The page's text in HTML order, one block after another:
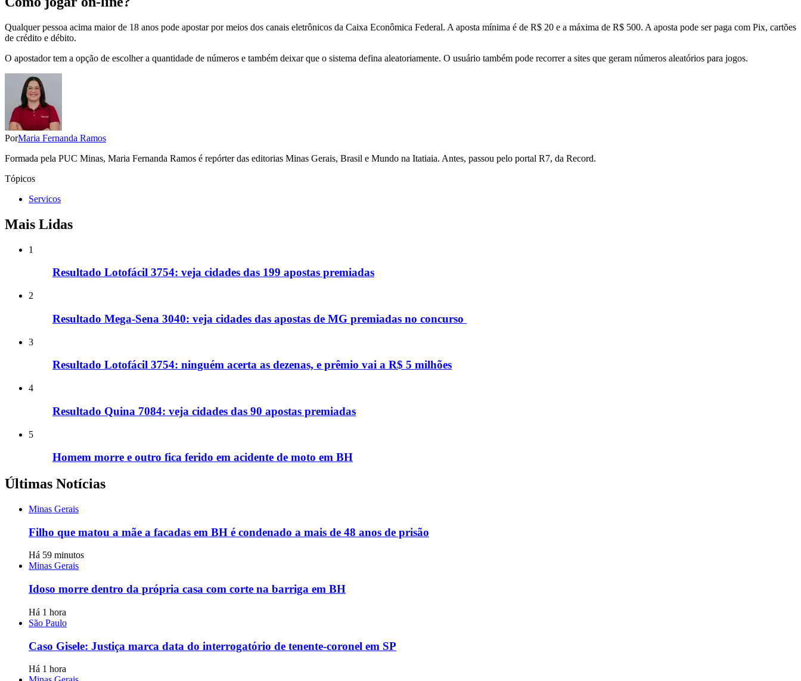
Qualquer pessoa acima maior de 18 anos pode apostar por meios dos canais eletrônicos da Caixa Econômica Federal. A aposta mínima é de R$ 20 e a máxima de R$ 500. A aposta pode ser paga com Pix, cartões
de crédito e débito.
O apostador tem a opção de escolher a quantidade de números e também deixar que o sistema defina aleatoriamente. O usuário também pode recorrer a sites que geram números aleatórios para jogos.
PorMaria Fernanda Ramos
Formada pela PUC Minas, Maria Fernanda Ramos é repórter das editorias Minas Gerais, Brasil e Mundo na Itatiaia. Antes, passou pelo portal R7, da Record.
Tópicos
Servicos
Mais Lidas
1
Resultado Lotofácil 3754: veja cidades das 199 apostas premiadas
2
Resultado Mega-Sena 3040: veja cidades das apostas de MG premiadas no concurso
3
Resultado Lotofácil 3754: ninguém acerta as dezenas, e prêmio vai a R$ 5 milhões
4
Resultado Quina 7084: veja cidades das 90 apostas premiadas
5
Homem morre e outro fica ferido em acidente de moto em BH
Últimas Notícias
Minas Gerais
Filho que matou a mãe a facadas em BH é condenado a mais de 48 anos de prisão
Há 59 minutos
Minas Gerais
Idoso morre dentro da própria casa com corte na barriga em BH
Há 1 hora
São Paulo
Caso Gisele: Justiça marca data do interrogatório de tenente-coronel em SP
Há 1 hora